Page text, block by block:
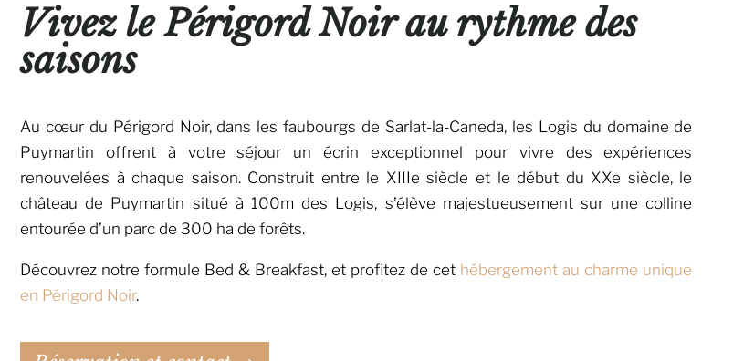
Vivez le Périgord Noir au rythme des
saisons
Au cœur du Périgord Noir, dans les faubourgs de Sarlat-la-Caneda, les Logis du domaine de
Puymartin offrent à votre séjour un écrin exceptionnel pour vivre des expériences
renouvelées à chaque saison. Construit entre le XIIIe siècle et le début du XXe siècle, le
château de Puymartin situé à 100m des Logis, s’élève majestueusement sur une colline
entourée d’un parc de 300 ha de forêts.
Découvrez notre formule Bed & Breakfast, et profitez de cet hébergement au charme unique
en Périgord Noir.